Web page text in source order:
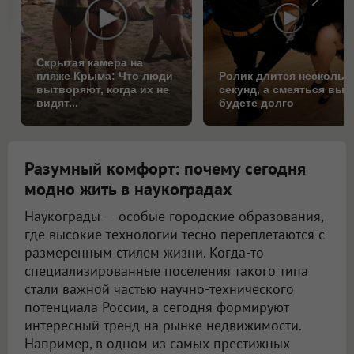
Скрытая камера на
пляже Крыма: Что люди
вытворяют, когда их не
видят...
Ролик длится
секунд, а смеяться вы
будете долго
Разумный комфорт: почему сегодня
модно жить в наукоградах
Наукограды — особые городские образования,
где высокие технологии тесно переплетаются с
размеренным стилем жизни. Когда-то
специализированные поселения такого типа
стали важной частью научно-технического
потенциала России, а сегодня формируют
интересный тренд на рынке недвижимости.
Например, в одном из самых престижных